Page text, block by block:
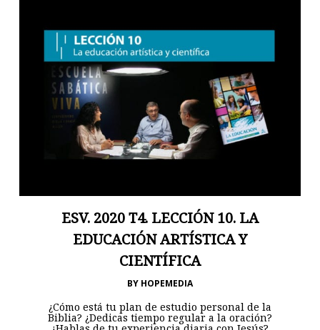
ESV. 2020 T4. LECCIÓN 10. LA
EDUCACIÓN ARTÍSTICA Y
CIENTÍFICA
BY HOPEMEDIA
¿Cómo está tu plan de estudio personal de la
Biblia? ¿Dedicas tiempo regular a la oración?